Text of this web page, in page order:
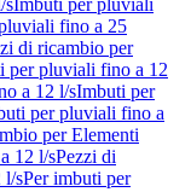
sImbuti per pluviali
fino a 25
di ricambio per
per pluviali fino a 12
a 12 l/sImbuti per
per pluviali fino a
per Elementi
12 l/sPezzi di
l/sPer imbuti per